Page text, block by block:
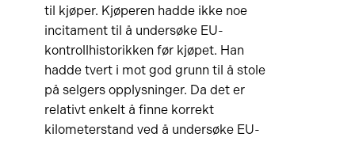
til kjøper. Kjøperen hadde ikke noe
incitament til å undersøke EU-
kontrollhistorikken før kjøpet. Han
hadde tvert i mot god grunn til å stole
på selgers opplysninger. Da det er
relativt enkelt å finne korrekt
kilometerstand ved å undersøke EU-